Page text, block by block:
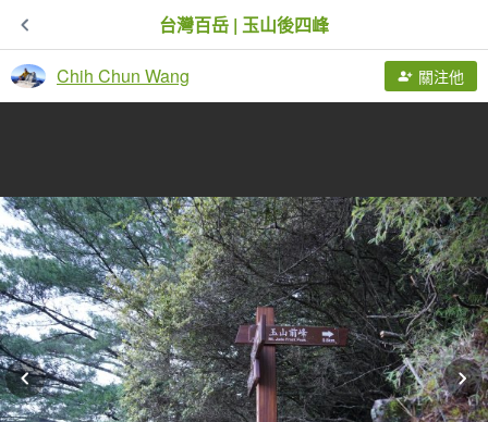
台灣百岳 | 玉山後四峰
Chih Chun Wang 關注他